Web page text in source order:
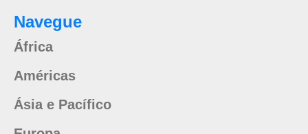
Navegue
África
Américas
Ásia e Pacífico